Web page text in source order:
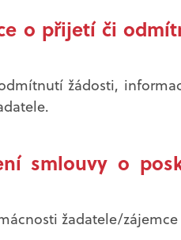
o přijetí či
žádosti,
smlouvy o
žadatele/